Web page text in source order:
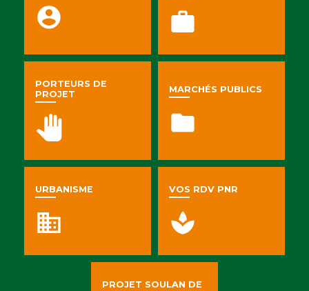
account_circle work
PORTEURS DE
PROJET
pan_tool
MARCHÉS PUBLICS
folder
URBANISME
business
VOS RDV PNR
spa
PROJET SOULAN DE